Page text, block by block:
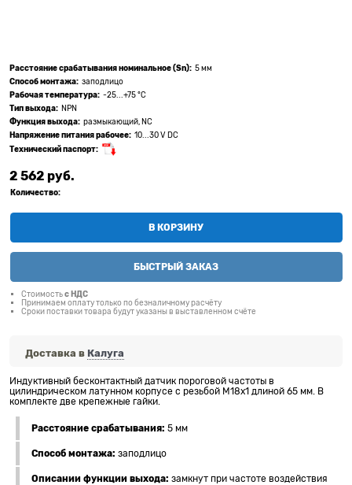
Расстояние срабатывания номинальное (Sn): 5 мм
Способ монтажа: заподлицо
Рабочая температура: -25...+75 °C
Тип выхода: NPN
Функция выхода: размыкающий, NC
Напряжение питания рабочее: 10...30 V DC
Технический паспорт:
2 562 руб.
Количество:
В КОРЗИНУ
БЫСТРЫЙ ЗАКАЗ
Стоимостьс НДС
Принимаем оплату только по безналичному расчёту
Сроки поставки товара будут указаны в выставленном счёте
Доставка в Калуга
Индуктивный бесконтактный датчик пороговой частоты в
цилиндрическом латунном корпусе с резьбой M18x1 длиной 65 мм. В
комплекте две крепежные гайки.
Расстояние срабатывания: 5 мм
Способ монтажа: заподлицо
Описании функции выхода: замкнут при частоте воздействия